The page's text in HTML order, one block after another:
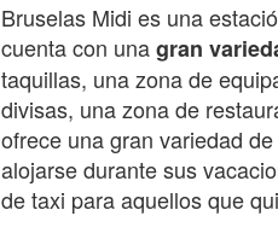
Bruselas Midi es una
cuenta con unagran
taquillas, una zona de
divisas, una zona de
ofrece una gran variedad
alojarse durante sus
de taxi para aquellos que